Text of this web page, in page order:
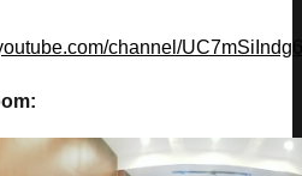
channel/